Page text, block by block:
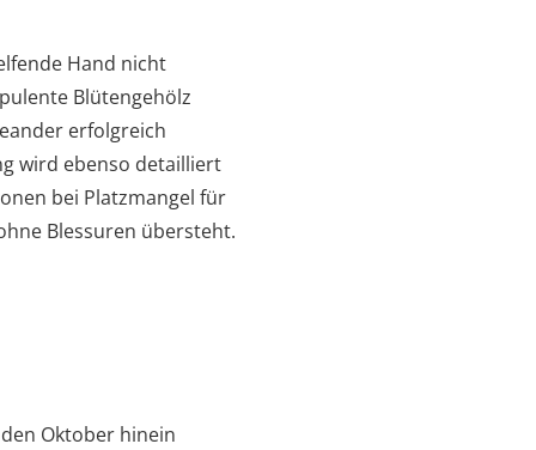
Hand nicht
Blütengehölz
erfolgreich
wird ebenso detailliert
bei Platzmangel für
Blessuren übersteht.
Oktober hinein